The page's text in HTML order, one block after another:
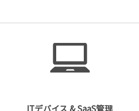
ITデバイス & SaaS管理